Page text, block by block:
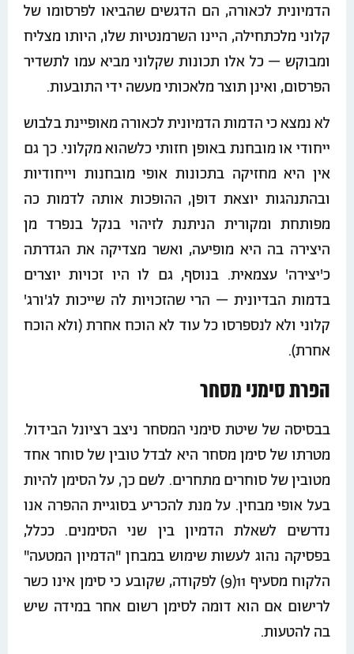
הדמיונית לכאורה, הם הדגשים שהביאו לפרסומו של
קלוני מלכתחילה, היינו השרמנטיות שלו, היותו מצליח
ומבוקש – כל אלו תכונות שקלוני מביא עמו לתשדיר
הפרסום, ואינן תוצר מלאכותי מעשה ידי התובעות.
לא נמצא כי הדמות הדמיונית לכאורה מאופיינת בלבוש
ייחודי או מובחנת באופן חזותי כלשהוא מקלוני. כך גם
אין היא מחזיקה בתכונות אופי מובחנות וייחודיות
ובהתנהגות יוצאת דופן, ההופכות אותה לדמות כה
מפותחת ומקורית הניתנת לזיהוי בנקל בנפרד מן
היצירה בה היא מופיעה, ואשר מצדיקה את הגדרתה
כ'יצירה' עצמאית. בנוסף, גם לו היו זכויות יוצרים
בדמות הבדיונית – הרי שהזכויות לה שייכות לג'ורג'
קלוני ולא לנספרסו כל עוד לא הוכח אחרת (ולא הוכח
אחרת).
הפרת סימני מסחר
בבסיסה של שיטת סימני המסחר ניצב רציונל הבידול.
מטרתו של סימן מסחר היא לבדל טובין של סוחר אחד
מטובין של סוחרים מתחרים. לשם כך, על הסימן להיות
בעל אופי מבחין. על מנת להכריע בסוגיית ההפרה אנו
נדרשים לשאלת הדמיון בין שני הסימנים. ככלל,
בפסיקה נהוג לעשות שימוש במבחן "הדמיון המטעה"
הלקוח מסעיף 11(9) לפקודה, שקובע כי סימן אינו כשר
לרישום אם הוא דומה לסימן רשום אחר במידה שיש
בה להטעות.